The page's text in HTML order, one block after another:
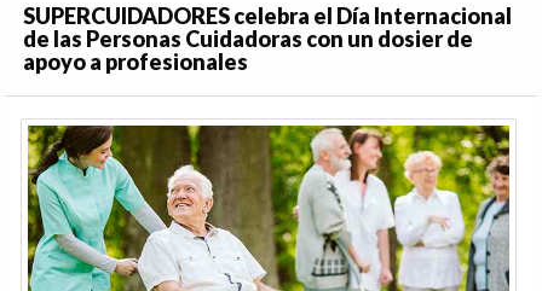
SUPERCUIDADORES celebra el Día Internacional
de las Personas Cuidadoras con un dosier de
apoyo a profesionales